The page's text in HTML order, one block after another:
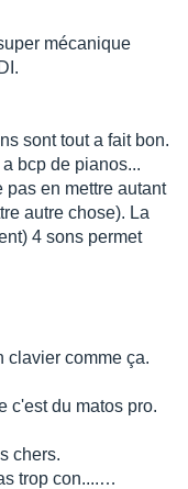
mécanique
sont tout a fait bon.
bcp de pianos...
pas en mettre autant
autre chose). La
4 sons permet
clavier comme ça.
c'est du matos pro.
chers.
trop con....…